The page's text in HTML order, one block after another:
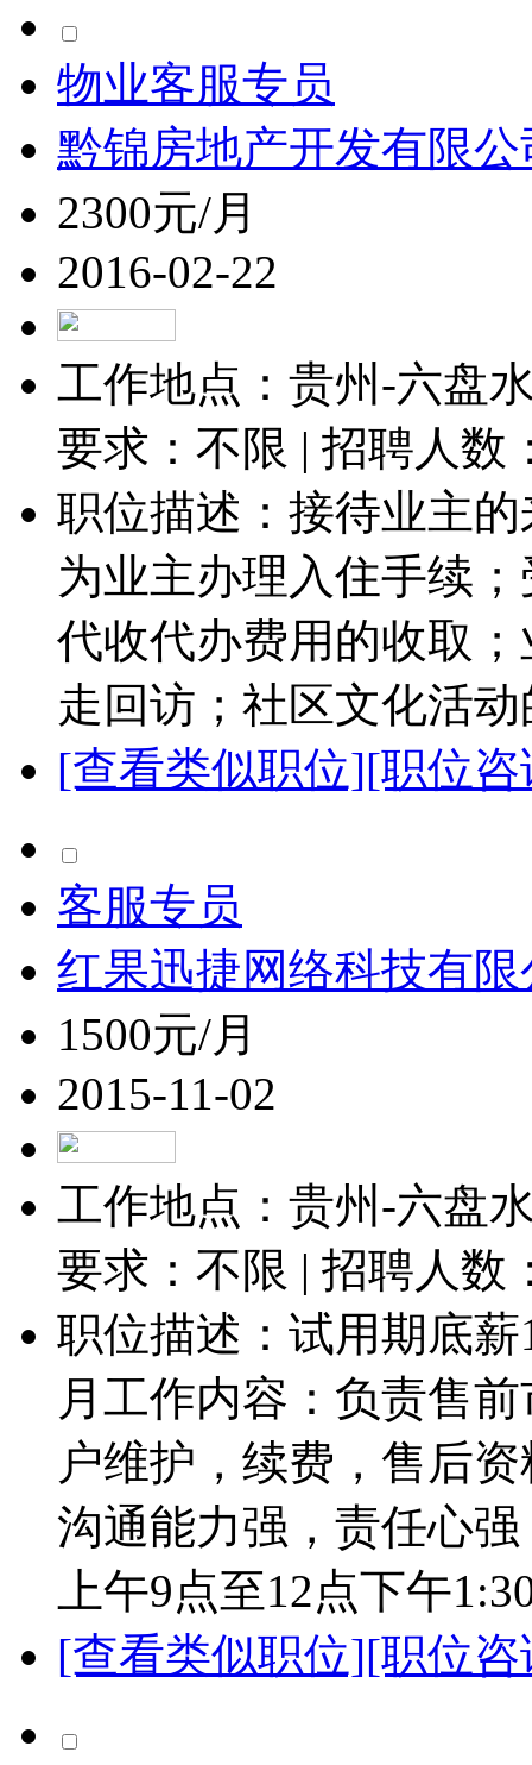
物业客服专员
黔锦房地产开发有限
2300元/月
2016-02-22
工作地点：贵州-六盘
要求：不限 | 招聘人数
职位描述：接待业主
为业主办理入住手续
代收代办费用的收取
走回访；社区文化活
[查看类似职位][职位
客服专员
红果迅捷网络科技有限
1500元/月
2015-11-02
工作地点：贵州-六盘
要求：不限 | 招聘人数
职位描述：试用期底
月工作内容：负责售
户维护，续费，售后
沟通能力强，责任心
上午9点至12点下午
[查看类似职位][职位